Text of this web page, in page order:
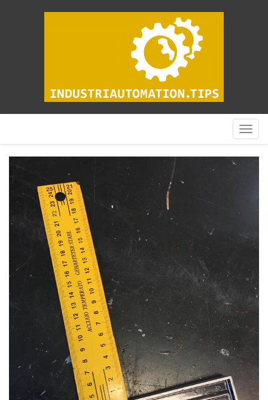
Visa
meny